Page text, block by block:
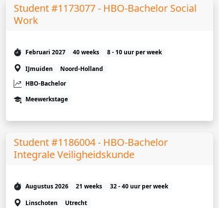
Student #1173077 - HBO-Bachelor Social
Work
Februari 2027 40 weeks
8 - 10 uur per week
IJmuiden
Noord-Holland
HBO-Bachelor
Meewerkstage
Student #1186004 - HBO-Bachelor
Integrale Veiligheidskunde
Augustus 2026 21 weeks
32 - 40 uur per week
Linschoten
Utrecht